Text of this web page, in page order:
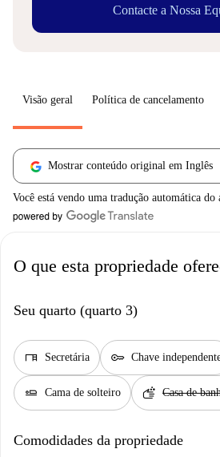
Contacte a Nossa
Visão geral Política de cancelamento
Mostrar conteúdo original em Inglês
Você está vendo uma tradução automática do
O que esta propriedade
Seu quarto (quarto 3)
desk Secretária key Chave
airline_seat_flat Cama de solteiro soap Casa de
Comodidades da propriedade